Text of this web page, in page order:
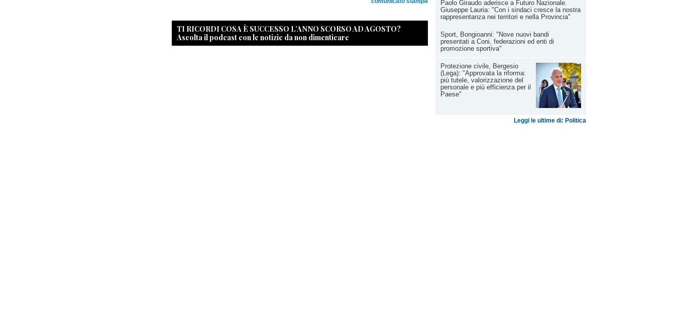
Paolo Giraudo aderisce a Futuro Nazionale.
Giuseppe Lauria: "Con i sindaci cresce la nostra
rappresentanza nei territori e nella Provincia"
Sport, Bongioanni: "Nove nuovi bandi
presentati a Coni, federazioni ed enti di
promozione sportiva"
Protezione civile, Bergesio
(Lega): "Approvata la riforma:
più tutele, valorizzazione del
personale e più efficienza per il
Paese"
Leggi le ultime di: Politica
TI RICORDI COSA È SUCCESSO L’ANNO SCORSO AD AGOSTO?
Ascolta il podcast con le notizie da non dimenticare